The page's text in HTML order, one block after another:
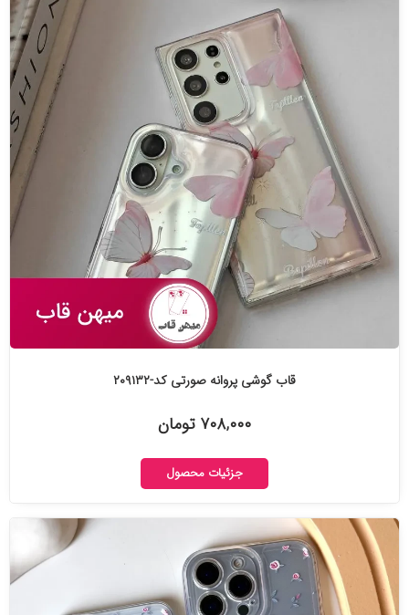
قاب گوشی پروانه صورتی کد-۲۰۹۱۳۲
۷۰۸,۰۰۰ تومان
جزئیات محصول